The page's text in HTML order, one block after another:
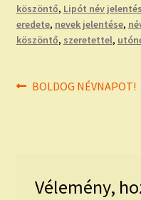
köszöntő, Lipót név
eredete, nevek jelentése,
köszöntő, szeretettel,
Bejegyzés
Previous
BOLDOG NÉVNAPOT!
Vélemény,